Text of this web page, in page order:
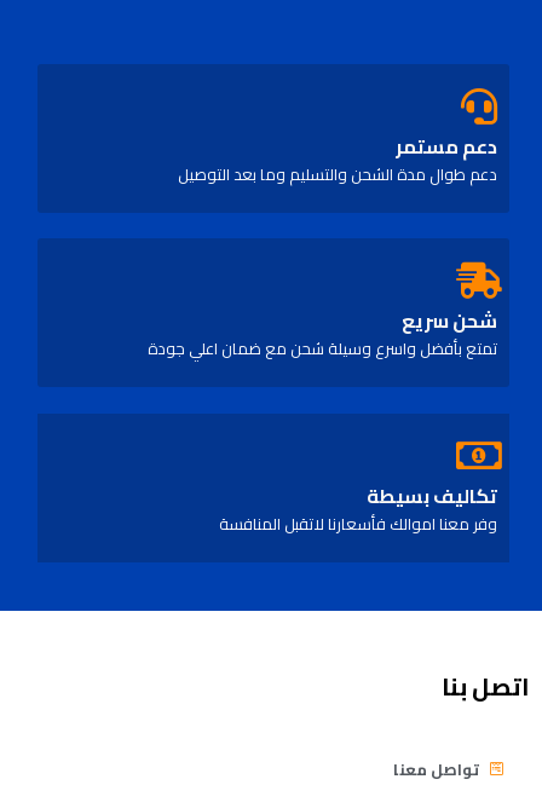
دعم مستمر
دعم طوال مدة الشحن والتسليم وما بعد التوصيل
شحن سريع
تمتع بأفضل واسرع وسيلة شحن مع ضمان اعلي جودة
تكاليف بسيطة
وفر معنا اموالك فأسعارنا لاتقبل المنافسة
اتصل بنا
تواصل معنا